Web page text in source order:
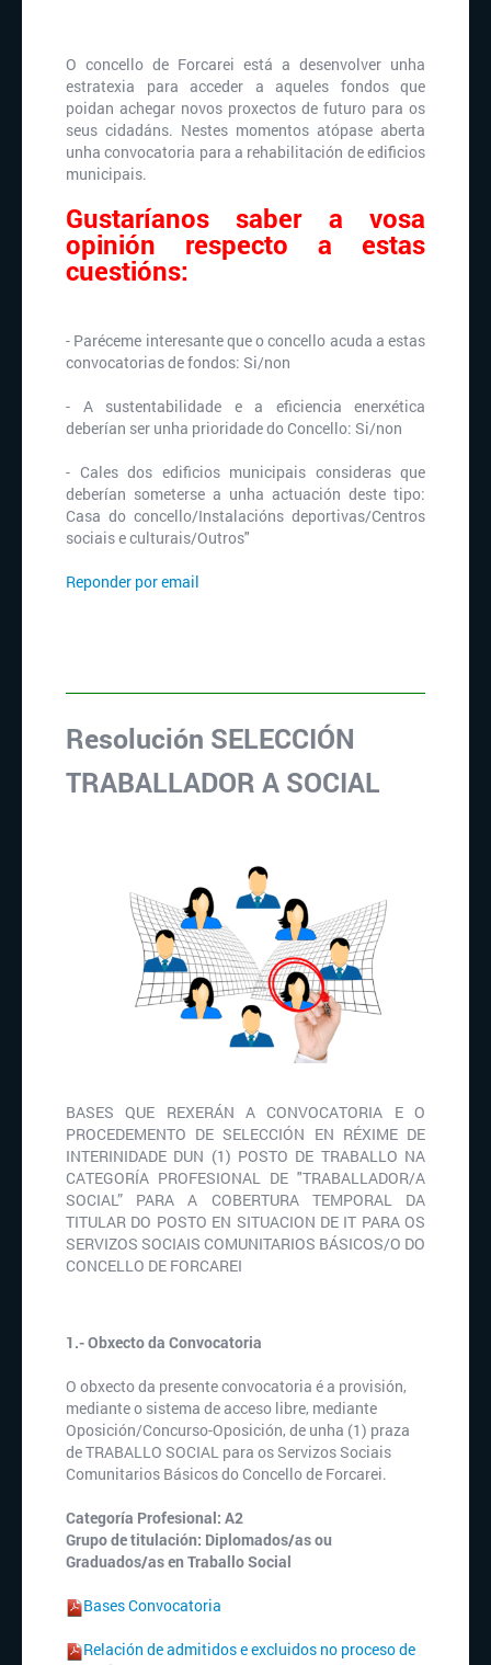
O concello de Forcarei está a desenvolver unha
estratexia para acceder a aqueles fondos que
poidan achegar novos proxectos de futuro para os
seus cidadáns. Nestes momentos atópase aberta
unha convocatoria para a rehabilitación de edificios
municipais.
Gustaríanos saber a vosa
opinión respecto a estas
cuestións:
- Paréceme interesante que o concello acuda a estas
convocatorias de fondos: Si/non
- A sustentabilidade e a eficiencia enerxética
deberían ser unha prioridade do Concello: Si/non
- Cales dos edificios municipais consideras que
deberían someterse a unha actuación deste tipo:
Casa do concello/Instalacións deportivas/Centros
sociais e culturais/Outros"
Reponder por email
Resolución SELECCIÓN
TRABALLADOR A SOCIAL
BASES QUE REXERÁN A CONVOCATORIA E O
PROCEDEMENTO DE SELECCIÓN EN RÉXIME DE
INTERINIDADE DUN (1) POSTO DE TRABALLO NA
CATEGORÍA PROFESIONAL DE "TRABALLADOR/A
SOCIAL” PARA A COBERTURA TEMPORAL DA
TITULAR DO POSTO EN SITUACION DE IT PARA OS
SERVIZOS SOCIAIS COMUNITARIOS BÁSICOS/O DO
CONCELLO DE FORCAREI
1.- Obxecto da Convocatoria
O obxecto da presente convocatoria é a provisión,
mediante o sistema de acceso libre, mediante
Oposición/Concurso-Oposición, de unha (1) praza
de TRABALLO SOCIAL para os Servizos Sociais
Comunitarios Básicos do Concello de Forcarei.
Categoría Profesional: A2
Grupo de titulación: Diplomados/as ou
Graduados/as en Traballo Social
Bases Convocatoria
Relación de admitidos e excluidos no proceso de